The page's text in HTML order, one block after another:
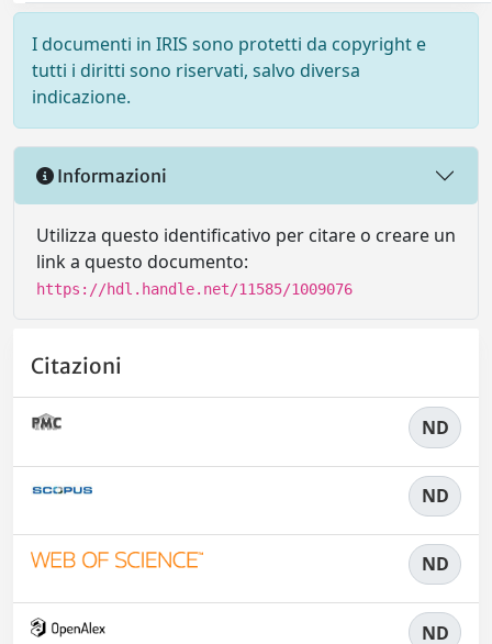
I documenti in IRIS sono protetti da copyright e
tutti i diritti sono riservati, salvo diversa
indicazione.
Informazioni
Utilizza questo identificativo per citare o creare un
link a questo documento:
https://hdl.handle.net/11585/1009076
Citazioni
ND
ND
ND
ND